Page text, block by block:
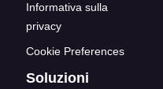
Informativa sulla
privacy
Cookie Preferences
Soluzioni